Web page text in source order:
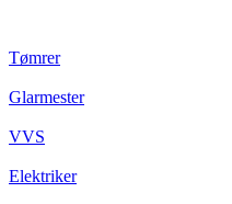
Tømrer
Glarmester
VVS
Elektriker